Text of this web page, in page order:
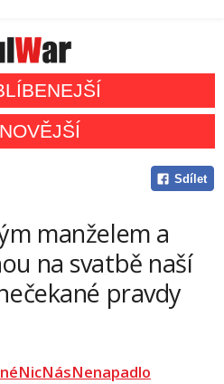
Sdílet
manželem a
na svatbě naší
pravdy